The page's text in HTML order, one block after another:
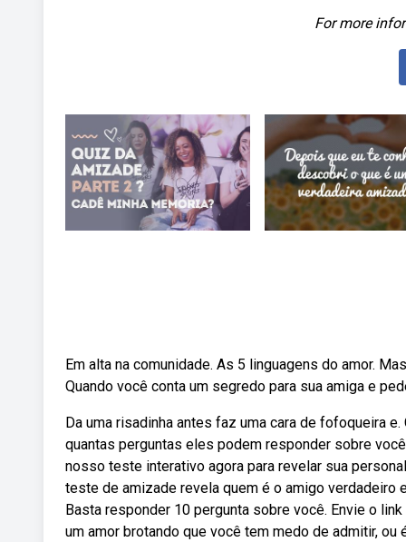
For more
Em alta na comunidade. As 5 linguagens do amor.
Quando você conta um segredo para sua amiga e
Da uma risadinha antes faz uma cara de fofoqueira
quantas perguntas eles podem responder sobre
nosso teste interativo agora para revelar sua
teste de amizade revela quem é o amigo
Basta responder 10 pergunta sobre você. Envie o
um amor brotando que você tem medo de admitir,